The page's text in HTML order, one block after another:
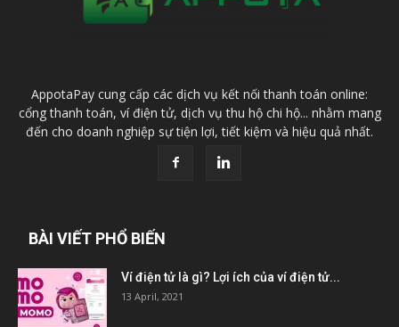
AppotaPay cung cấp các dịch vụ kết nối thanh toán online:
cổng thanh toán, ví điện tử, dịch vụ thu hộ chi hộ... nhằm mang
đến cho doanh nghiệp sự tiện lợi, tiết kiệm và hiệu quả nhất.
BÀI VIẾT PHỔ BIẾN
Ví điện tử là gì? Lợi ích của ví điện tử...
13 April, 2021